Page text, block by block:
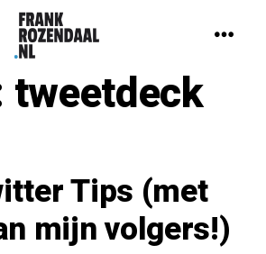
tweetdeck
Tips (met
mijn volgers!)